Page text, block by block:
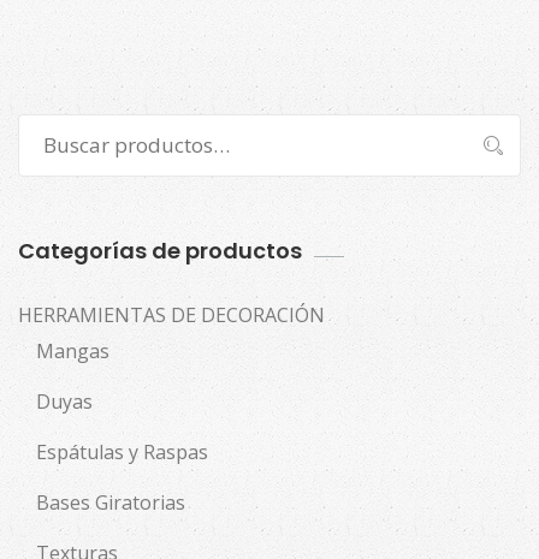
por:
Buscar
Categorías de productos
HERRAMIENTAS DE DECORACIÓN
Mangas
Duyas
Espátulas y Raspas
Bases Giratorias
Texturas